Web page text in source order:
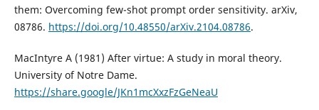
them: Overcoming few-shot prompt order sensitivity. arXiv,
08786. https://doi.org/10.48550/arXiv.2104.08786.
MacIntyre A (1981) After virtue: A study in moral theory.
University of Notre Dame.
https://share.google/JKn1mcXxzFzGeNeaU